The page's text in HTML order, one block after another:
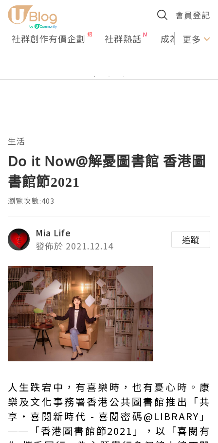
會員登記
社群創作有價企劃 社群熱話 成為U更多
生活
Do it Now@解憂圖書館 香港圖
書館節2021
瀏覽次數:403
Mia Life
發佈於 2021.12.14
追蹤
人生跌宕中，有喜樂時，也有憂心時。 康
樂及文化事務署香港公共圖書館推出「共
享‧喜閱新時代 - 喜閱密碼@LIBRARY」
──「香港圖書館節2021」，以「喜閱有